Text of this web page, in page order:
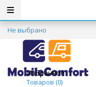
Не выбрано
Избранное
Товаров (0)